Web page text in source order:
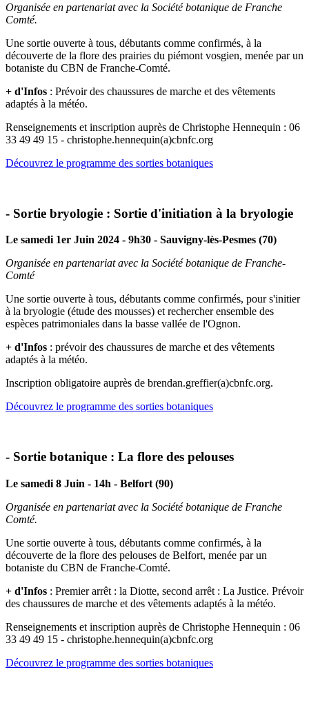
Organisée en partenariat avec la Société botanique de Franche
Comté.
Une sortie ouverte à tous, débutants comme confirmés, à la
découverte de la flore des prairies du piémont vosgien, menée par un
botaniste du CBN de Franche-Comté.
+ d'Infos : Prévoir des chaussures de marche et des vêtements
adaptés à la météo.
Renseignements et inscription auprès de Christophe Hennequin : 06
33 49 49 15 - christophe.hennequin(a)cbnfc.org
Découvrez le programme des sorties botaniques
- Sortie bryologie : Sortie d'initiation à la bryologie
Le samedi 1er Juin 2024 - 9h30 - Sauvigny-lès-Pesmes (70)
Organisée en partenariat avec la Société botanique de Franche-
Comté
Une sortie ouverte à tous, débutants comme confirmés, pour s'initier
à la bryologie (étude des mousses) et rechercher ensemble des
espèces patrimoniales dans la basse vallée de l'Ognon.
+ d'Infos : prévoir des chaussures de marche et des vêtements
adaptés à la météo.
Inscription obligatoire auprès de brendan.greffier(a)cbnfc.org.
Découvrez le programme des sorties botaniques
- Sortie botanique : La flore des pelouses
Le samedi 8 Juin - 14h - Belfort (90)
Organisée en partenariat avec la Société botanique de Franche
Comté.
Une sortie ouverte à tous, débutants comme confirmés, à la
découverte de la flore des pelouses de Belfort, menée par un
botaniste du CBN de Franche-Comté.
+ d'Infos : Premier arrêt : la Diotte, second arrêt : La Justice. Prévoir
des chaussures de marche et des vêtements adaptés à la météo.
Renseignements et inscription auprès de Christophe Hennequin : 06
33 49 49 15 - christophe.hennequin(a)cbnfc.org
Découvrez le programme des sorties botaniques